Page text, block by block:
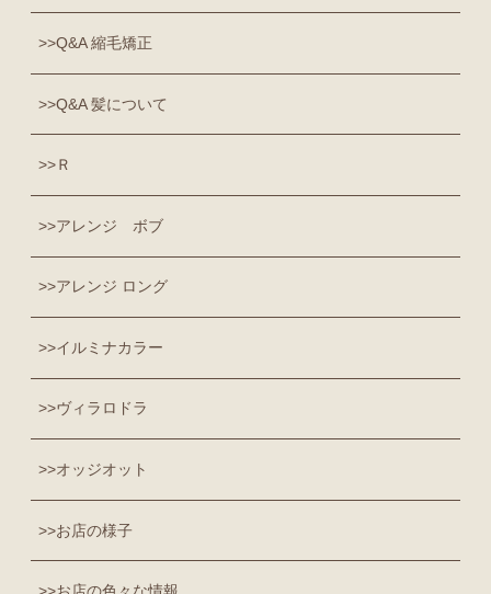
Q&A 縮毛矯正
Q&A 髪について
Ｒ
アレンジ ボブ
アレンジ ロング
イルミナカラー
ヴィラロドラ
オッジオット
お店の様子